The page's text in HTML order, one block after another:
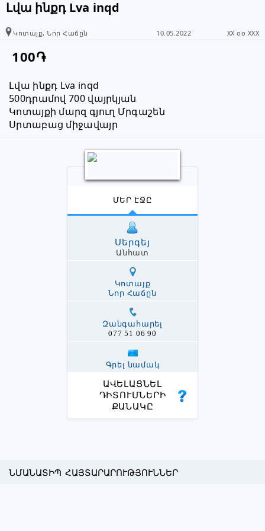
Լվա ինքդ Lva inqd
Կոտայք, Նոր Հաճըն 10.05.2022 XX oo XXX
100֏
Լվա ինքդ Lva inqd
500դրամով 700 վայրկյան
Կոտայքի մարզ գյուղ Մրգաշեն
Սրտաբաց միջավայր
ՄԵՐ ԷՋԸ
Սերգեյ
Անհատ
Կոտայք
Նոր Հաճըն
Զանգահարել
077 51 06 90
Գրել նամակ
ԱՎԵԼԱՑՆԵԼ
ԴԻՏՈՒՄՆԵՐԻ
ՔԱՆԱԿԸ
ՆՄԱՆԱՏԻՊ ՀԱՅՏԱՐԱՐՈՒԹՅՈՒՆՆԵՐ